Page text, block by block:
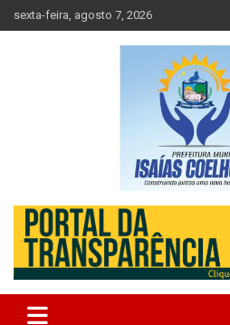
to
sexta-feira, agosto 7, 2026
Prefeitura
Coelho